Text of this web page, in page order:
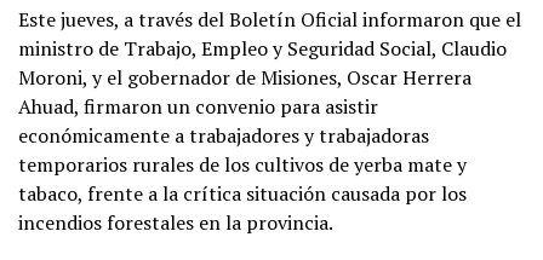
Este jueves, a través del Boletín Oficial informaron que el
ministro de Trabajo, Empleo y Seguridad Social, Claudio
Moroni, y el gobernador de Misiones, Oscar Herrera
Ahuad, firmaron un convenio para asistir
económicamente a trabajadores y trabajadoras
temporarios rurales de los cultivos de yerba mate y
tabaco, frente a la crítica situación causada por los
incendios forestales en la provincia.